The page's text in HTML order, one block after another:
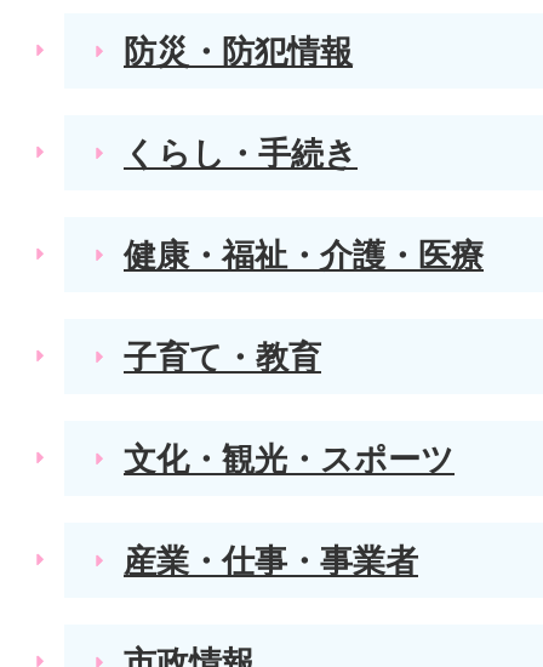
防災・防犯情報
くらし・手続き
健康・福祉・介護・医療
子育て・教育
文化・観光・スポーツ
産業・仕事・事業者